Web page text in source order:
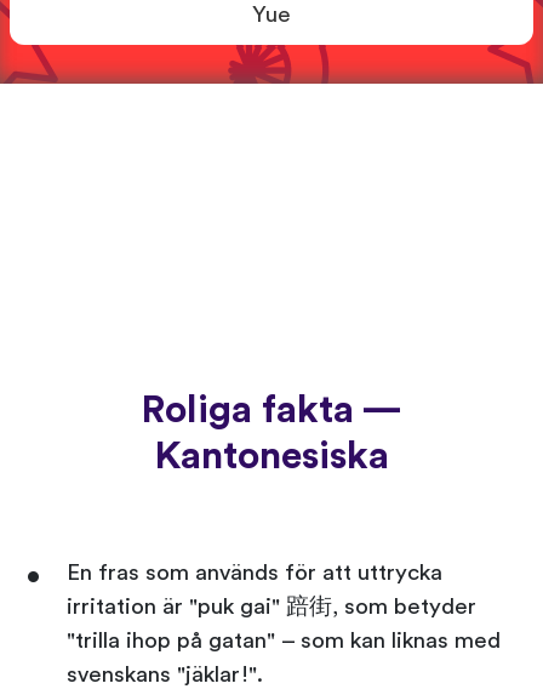
Yue
Roliga fakta —
Kantonesiska
En fras som används för att uttrycka
irritation är "puk gai" 踣街, som betyder
"trilla ihop på gatan" – som kan liknas med
svenskans "jäklar!".